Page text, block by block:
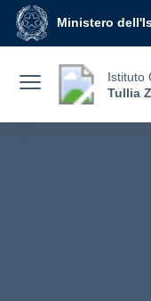
Vai ai contenuti
Vai al menu di
Vai al footer
Ministero
Istituto
Tullia